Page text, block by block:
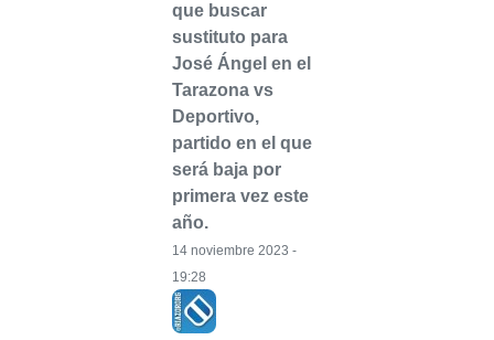
que buscar
sustituto para
José Ángel en el
Tarazona vs
Deportivo,
partido en el que
será baja por
primera vez este
año.
14 noviembre 2023 -
19:28